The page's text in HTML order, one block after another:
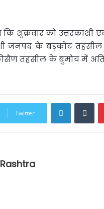
कि शुक्रवार को
जनपद के बड़कोट
तहसील के बुमोच में
Twitter
LinkedIn